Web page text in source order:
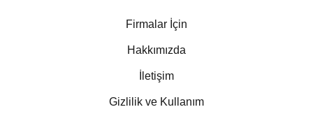
Firmalar İçin
Hakkımızda
İletişim
Gizlilik ve Kullanım